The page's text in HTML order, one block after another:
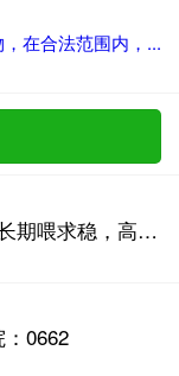
在合法范围内，...
2026怕劣质粮要安全、多兔长期喂求稳，高品质兔粮推荐
0662